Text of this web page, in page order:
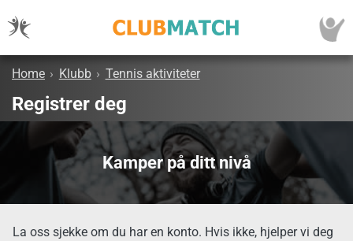
Home › Klubb › Tennis aktiviteter
Registrer deg
Kamper på ditt nivå
La oss sjekke om du har en konto. Hvis ikke, hjelper vi deg